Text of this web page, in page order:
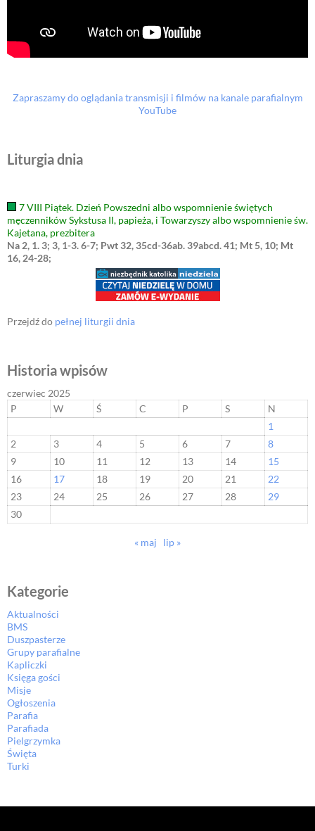
Zapraszamy do oglądania transmisji i filmów na kanale parafialnym
YouTube
Liturgia dnia
7 VIII Piątek. Dzień Powszedni albo wspomnienie świętych
męczenników Sykstusa II, papieża, i Towarzyszy albo wspomnienie św.
Kajetana, prezbitera
Na 2, 1. 3; 3, 1-3. 6-7; Pwt 32, 35cd-36ab. 39abcd. 41; Mt 5, 10; Mt
16, 24-28;
Przejdź do pełnej liturgii dnia
Historia wpisów
czerwiec 2025
P
W Ś C P S
N
1
2
3 4 5 6 7
8
9
10 11 12 13 14
15
16
17 18 19 20 21
22
23
24 25 26 27 28
29
30
« maj lip »
Kategorie
Aktualności
BMS
Duszpasterze
Grupy parafialne
Kapliczki
Księga gości
Misje
Ogłoszenia
Parafia
Parafiada
Pielgrzymka
Święta
Turki